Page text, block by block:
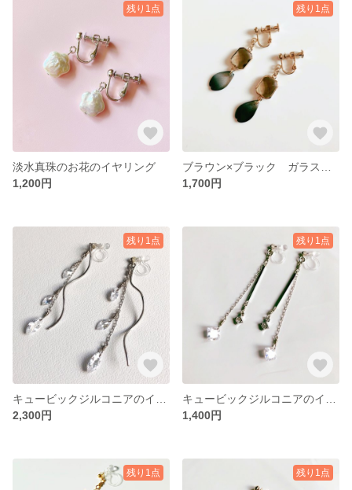
残り1点
淡水真珠のお花のイヤリング
1,200円
残り1点
1,700円
残り1点
2,300円
残り1点
1,400円
残り1点 残り1点